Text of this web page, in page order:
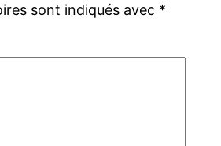
sont indiqués avec *